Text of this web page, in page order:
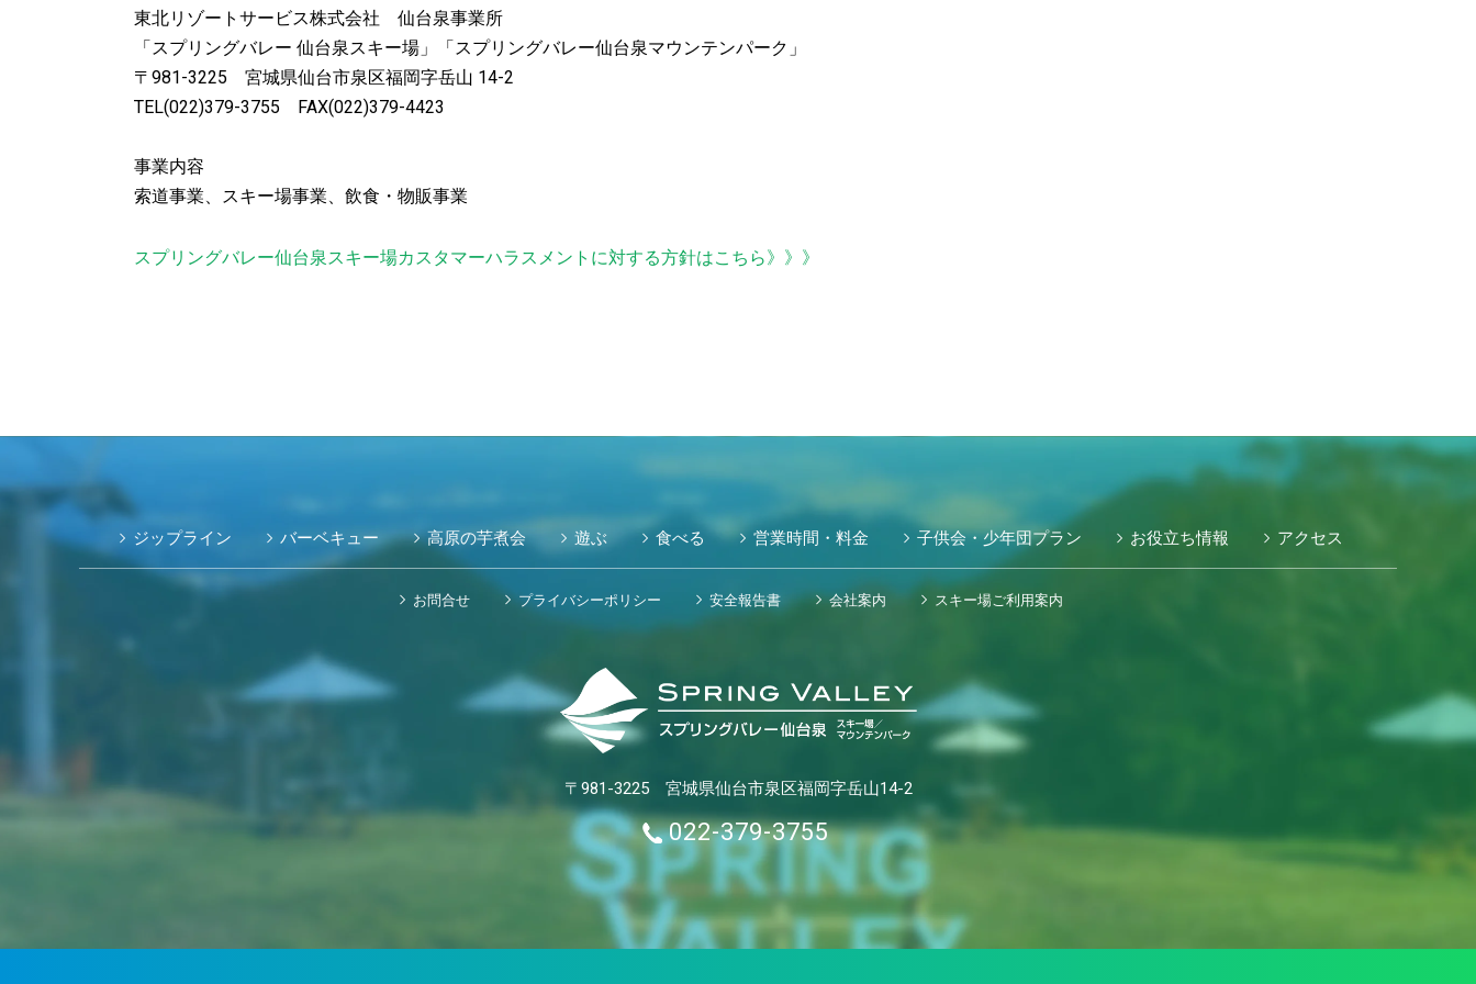
東北リゾートサービス株式会社 仙台泉事業所
「スプリングバレー 仙台泉スキー場」「スプリングバレー仙台泉マウンテンパーク」
〒981-3225 宮城県仙台市泉区福岡字岳山 14-2
TEL(022)379-3755 FAX(022)379-4423
事業内容
索道事業、スキー場事業、飲食・物販事業
スプリングバレー仙台泉スキー場カスタマーハラスメントに対する方針はこちら》》》
ジップライン バーベキュー 高原の芋煮会 遊ぶ 食べる 営業時間・料金 子供会・少年団プラン お役立ち情報 アクセス
お問合せ プライバシーポリシー 安全報告書 会社案内 スキー場ご利用案内
〒981-3225 宮城県仙台市泉区福岡字岳山14-2
022-379-3755